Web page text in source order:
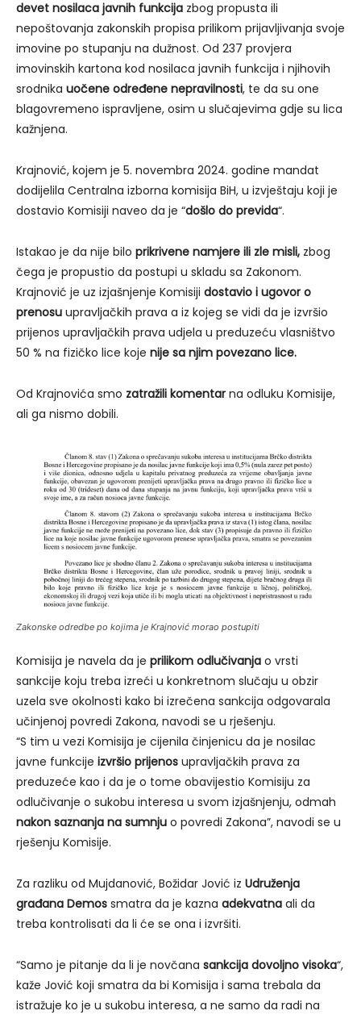
devet nosilaca javnih funkcija zbog propusta ili
nepoštovanja zakonskih propisa prilikom prijavljivanja svoje
imovine po stupanju na dužnost. Od 237 provjera
imovinskih kartona kod nosilaca javnih funkcija i njihovih
srodnika uočene određene nepravilnosti, te da su one
blagovremeno ispravljene, osim u slučajevima gdje su lica
kažnjena.
Krajnović, kojem je 5. novembra 2024. godine mandat
dodijelila Centralna izborna komisija BiH, u izvještaju koji je
dostavio Komisiji naveo da je “došlo do previda“.
Istakao je da nije bilo prikrivene namjere ili zle misli, zbog
čega je propustio da postupi u skladu sa Zakonom.
Krajnović je uz izjašnjenje Komisiji dostavio i ugovor o
prenosu upravljačkih prava a iz kojeg se vidi da je izvršio
prijenos upravljačkih prava udjela u preduzeću vlasništvo
50 % na fizičko lice koje nije sa njim povezano lice.
Od Krajnovića smo zatražili komentar na odluku Komisije,
ali ga nismo dobili.
Zakonske odredbe po kojima je Krajnović morao postupiti
Komisija je navela da je prilikom odlučivanja o vrsti
sankcije koju treba izreći u konkretnom slučaju u obzir
uzela sve okolnosti kako bi izrečena sankcija odgovarala
učinjenoj povredi Zakona, navodi se u rješenju.
“S tim u vezi Komisija je cijenila činjenicu da je nosilac
javne funkcije izvršio prijenos upravljačkih prava za
preduzeće kao i da je o tome obavijestio Komisiju za
odlučivanje o sukobu interesa u svom izjašnjenju, odmah
nakon saznanja na sumnju o povredi Zakona”, navodi se u
rješenju Komisije.
Za razliku od Mujdanović, Božidar Jović iz Udruženja
građana Demos smatra da je kazna adekvatna ali da
treba kontrolisati da li će se ona i izvršiti.
“Samo je pitanje da li je novčana sankcija dovoljno visoka“,
kaže Jović koji smatra da bi Komisija i sama trebala da
istražuje ko je u sukobu interesa, a ne samo da radi na